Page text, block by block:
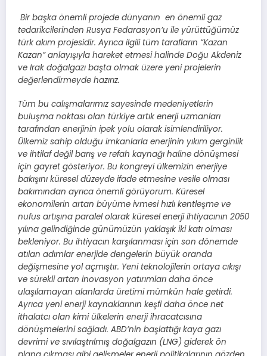
Bir başka önemli projede dünyanın en önemli gaz
tedarikcilerinden Rusya Fedarasyon’u ile yürüttüğümüz
türk akım projesidir. Ayrıca ilgili tüm tarafların “Kazan
Kazan” anlayışıyla hareket etmesi halinde Doğu Akdeniz
ve Irak doğalgazı başta olmak üzere yeni projelerin
değerlendirmeyde hazırız.
Tüm bu calışmalarımız sayesinde medeniyetlerin
buluşma noktası olan türkiye artık enerji uzmanları
tarafından enerjinin ipek yolu olarak isimlendiriliyor.
Ülkemiz sahip olduğu imkanlarla enerjinin yıkım gerginlik
ve ihtilaf değil barış ve refah kaynağı haline dönüşmesi
için gayret gösteriyor. Bu kongreyi ülkemizin enerjiye
bakışını küresel düzeyde ifade etmesine vesile olması
bakımından ayrıca önemli görüyorum. Küresel
ekonomilerin artan büyüme ivmesi hızlı kentleşme ve
nufus artışına paralel olarak küresel enerji ihtiyacının 2050
yılına gelindiğinde günümüzün yaklaşık iki katı olması
bekleniyor. Bu ihtiyacın karşılanması için son dönemde
atılan adımlar enerjide dengelerin büyük oranda
değişmesine yol açmıştır. Yeni teknolojilerin ortaya cıkışı
ve sürekli artan inovasyon yatırımları daha önce
ulaşılamayan alanlarda üretimi mümkün hale getirdi.
Ayrıca yeni enerji kaynaklarının keşfi daha önce net
ithalatcı olan kimi ülkelerin enerji ihracatcısına
dönüşmelerini sağladı. ABD’nin başlattığı kaya gazı
devrimi ve sıvılaştrılmış doğalgazın (LNG) giderek ön